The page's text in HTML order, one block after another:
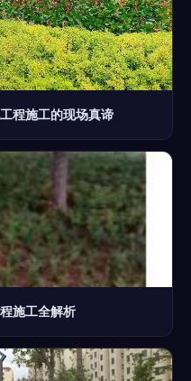
程施工的现场真谛
施工全解析